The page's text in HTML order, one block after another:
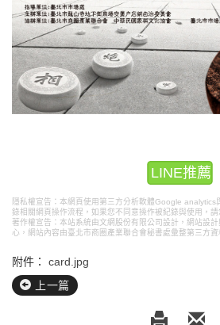
LINE推薦
隱私權宣告：本網頁使用第三方分析軟體Google
錄相關網頁操作流程，如果您不同意操作被紀錄與使用，請
著作權宣告：本站系統由文網股份有限公司設計， 網站設計
心，網站內容由臺北市商圈產業聯合會秘書處彙整第三方資
附件： card.jpg
上一篇